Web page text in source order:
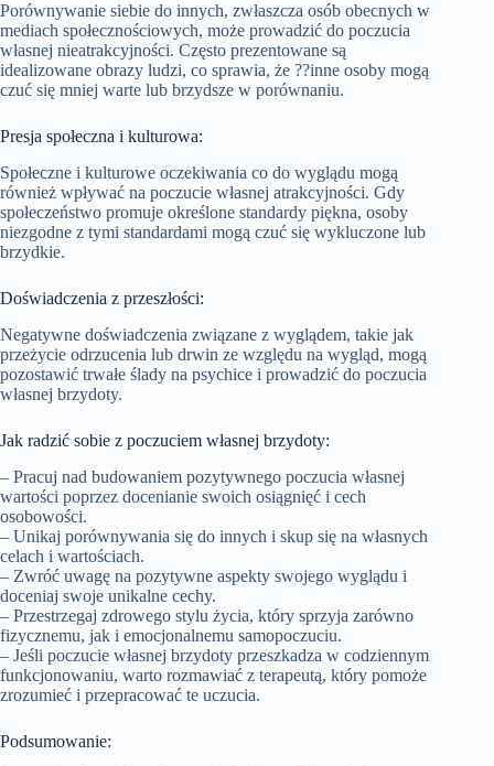
Porównywanie siebie do innych, zwłaszcza osób obecnych w
mediach społecznościowych, może prowadzić do poczucia
własnej nieatrakcyjności. Często prezentowane są
idealizowane obrazy ludzi, co sprawia, że ??inne osoby mogą
czuć się mniej warte lub brzydsze w porównaniu.
Presja społeczna i kulturowa:
Społeczne i kulturowe oczekiwania co do wyglądu mogą
również wpływać na poczucie własnej atrakcyjności. Gdy
społeczeństwo promuje określone standardy piękna, osoby
niezgodne z tymi standardami mogą czuć się wykluczone lub
brzydkie.
Doświadczenia z przeszłości:
Negatywne doświadczenia związane z wyglądem, takie jak
przeżycie odrzucenia lub drwin ze względu na wygląd, mogą
pozostawić trwałe ślady na psychice i prowadzić do poczucia
własnej brzydoty.
Jak radzić sobie z poczuciem własnej brzydoty:
– Pracuj nad budowaniem pozytywnego poczucia własnej
wartości poprzez docenianie swoich osiągnięć i cech
osobowości.
– Unikaj porównywania się do innych i skup się na własnych
celach i wartościach.
– Zwróć uwagę na pozytywne aspekty swojego wyglądu i
doceniaj swoje unikalne cechy.
– Przestrzegaj zdrowego stylu życia, który sprzyja zarówno
fizycznemu, jak i emocjonalnemu samopoczuciu.
– Jeśli poczucie własnej brzydoty przeszkadza w codziennym
funkcjonowaniu, warto rozmawiać z terapeutą, który pomoże
zrozumieć i przepracować te uczucia.
Podsumowanie: